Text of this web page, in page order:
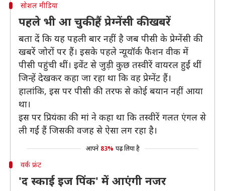
सोशल मीडिया
पहले भी आ चुकी हैं प्रेग्नेंसी की खबरें
बता दें कि यह पहली बार नहीं है जब पीसी के प्रेग्नेंसी की
खबरें जोरों पर हैं। इसके पहले न्यूयॉर्क फैशन वीक में
पीसी पहुंची थीं। इवेंट से जुड़ी कुछ तस्वीरें वायरल हुईं थीं
जिन्हें देखकर कहा जा रहा था कि वह प्रेग्नेंट हैं।
हालांकि, इस पर पीसी की तरफ से कोई बयान नहीं आया
था।
इस पर प्रियंका की मां ने कहा था कि तस्वीरें गलत एंगल से
ली गईं हैं जिसकी वजह से ऐसा लग रहा है।
आपने 83% पढ़ लिया है
वर्क फ्रंट
'द स्काई इज पिंक' में आएंगी नजर